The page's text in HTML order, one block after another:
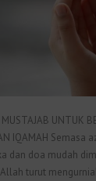
UNTUK
IQAMAH Semasa
dan doa mudah
turut